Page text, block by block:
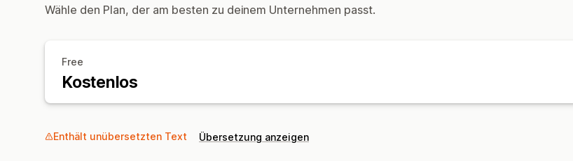
Wähle den Plan, der am besten zu deinem Unternehmen passt.
Free
Kostenlos
Enthält unübersetzten Text Übersetzung anzeigen